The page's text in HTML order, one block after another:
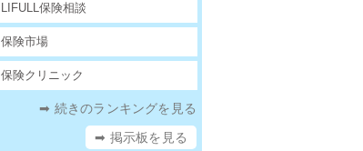
LIFULL保険相談
保険市場
保険クリニック
➡ 続きのランキングを見る
➡ 掲示板を見る